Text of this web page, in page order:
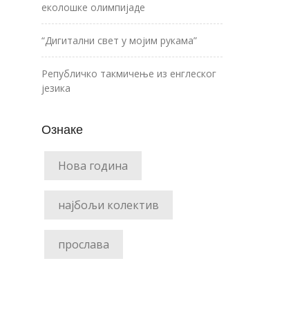
еколошке олимпијаде
“Дигитални свет у мојим рукама”
Републичко такмичење из енглеског
језика
Ознаке
Нова година
најбољи колектив
прослава